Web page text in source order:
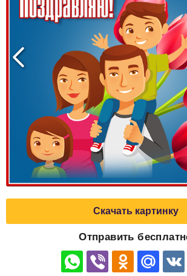
Скачать картинку
Отправить